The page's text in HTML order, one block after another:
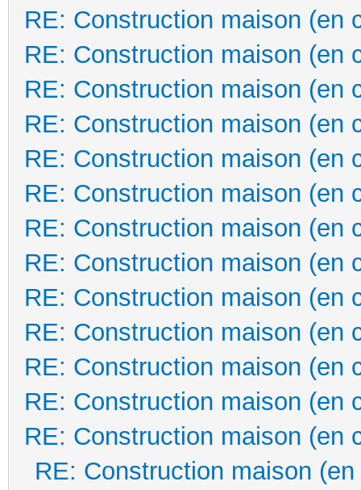
RE: Construction maison (en
RE: Construction maison (en
RE: Construction maison (en
RE: Construction maison (en
RE: Construction maison (en
RE: Construction maison (en
RE: Construction maison (en
RE: Construction maison (en
RE: Construction maison (en
RE: Construction maison (en
RE: Construction maison (en
RE: Construction maison (en
RE: Construction maison (en
RE: Construction maison